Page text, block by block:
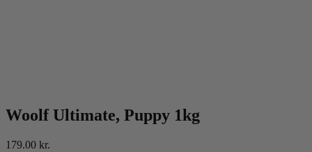
Woolf Ultimate, Puppy 1kg
179.00 kr.